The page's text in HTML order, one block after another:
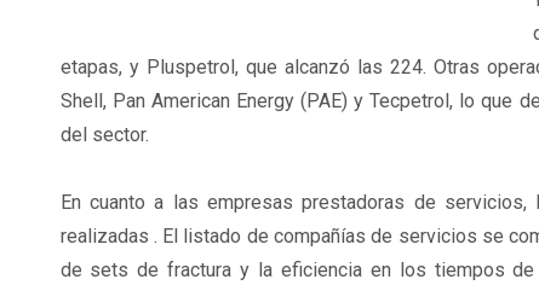
etapas, y Pluspetrol, que alcanzó las 224. Otras
Shell, Pan American Energy (PAE) y Tecpetrol, lo
del sector.
En cuanto a las empresas prestadoras de
realizadas . El listado de compañías de servicios se
de sets de fractura y la eficiencia en los tiempos de